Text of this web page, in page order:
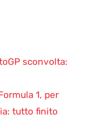
sconvolta:
1, per
tutto finito